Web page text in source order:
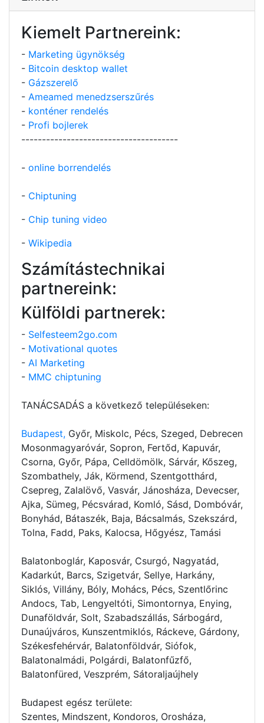
Kiemelt Partnereink:
- Marketing ügynökség
- Bitcoin desktop wallet
- Gázszerelő
- Ameamed menedzserszűrés
- konténer rendelés
- Profi bojlerek
--------------------------------------
- online borrendelés
- Chiptuning
- Chip tuning video
- Wikipedia
Számítástechnikai
partnereink:
Külföldi partnerek:
- Selfesteem2go.com
- Motivational quotes
- AI Marketing
- MMC chiptuning
TANÁCSADÁS a következő településeken:
Budapest, Győr, Miskolc, Pécs, Szeged, Debrecen
Mosonmagyaróvár, Sopron, Fertőd, Kapuvár,
Csorna, Győr, Pápa, Celldömölk, Sárvár, Kőszeg,
Szombathely, Ják, Körmend, Szentgotthárd,
Csepreg, Zalalövő, Vasvár, Jánosháza, Devecser,
Ajka, Sümeg, Pécsvárad, Komló, Sásd, Dombóvár,
Bonyhád, Bátaszék, Baja, Bácsalmás, Szekszárd,
Tolna, Fadd, Paks, Kalocsa, Hőgyész, Tamási
Balatonboglár, Kaposvár, Csurgó, Nagyatád,
Kadarkút, Barcs, Szigetvár, Sellye, Harkány,
Siklós, Villány, Bóly, Mohács, Pécs, Szentlőrinc
Andocs, Tab, Lengyeltóti, Simontornya, Enying,
Dunaföldvár, Solt, Szabadszállás, Sárbogárd,
Dunaújváros, Kunszentmiklós, Ráckeve, Gárdony,
Székesfehérvár, Balatonföldvár, Siófok,
Balatonalmádi, Polgárdi, Balatonfűzfő,
Balatonfüred, Veszprém, Sátoraljaújhely
Budapest egész területe:
Szentes, Mindszent, Kondoros, Orosháza,